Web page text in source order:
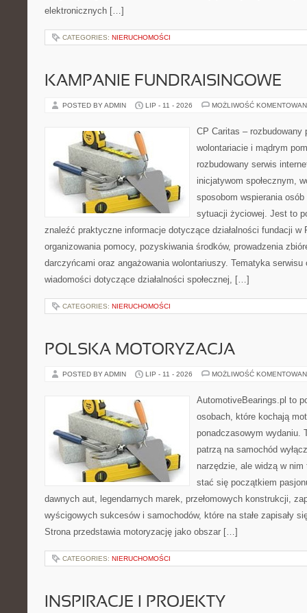
elektronicznych […]
CATEGORIES: NIERUCHOMOŚCI
KAMPANIE FUNDRAISINGOWE
POSTED BY ADMIN LIP - 11 - 2026 MOŻLIWOŚĆ
CP Caritas – rozbudowany
wolontariacie i mądrym
rozbudowany serwis
inicjatywom społecznym,
sposobom wspierania
sytuacji życiowej. Jest to
znaleźć praktyczne informacje dotyczące działalności fundacji w
organizowania pomocy, pozyskiwania środków, prowadzenia
darczyńcami oraz angażowania wolontariuszy. Tematyka
wiadomości dotyczące działalności społecznej, […]
CATEGORIES: NIERUCHOMOŚCI
POLSKA MOTORYZACJA
POSTED BY ADMIN LIP - 11 - 2026 MOŻLIWOŚĆ
AutomotiveBearings.pl to
osobach, które kochają
ponadczasowym wydaniu.
patrzą na samochód
narzędzie, ale widzą w
stać się początkiem
dawnych aut, legendarnych marek, przełomowych konstrukcji,
wyścigowych sukcesów i samochodów, które na stałe zapisały
Strona przedstawia motoryzację jako obszar […]
CATEGORIES: NIERUCHOMOŚCI
INSPIRACJE I PROJEKTY